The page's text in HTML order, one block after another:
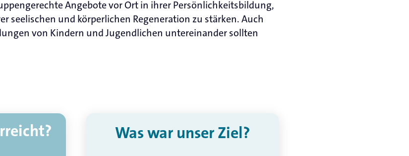
Angebote vor Ort in ihrer Persönlichkeitsbildung,
seelischen und körperlichen Regeneration zu stärken. Auch
von Kindern und Jugendlichen untereinander sollten
Was war unser Ziel?